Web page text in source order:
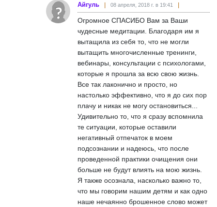
Айгуль 08 апреля, 2018 г. в 19:41
Огромное СПАСИБО Вам за Ваши
чудесные медитации. Благодаря им я
вытащила из себя то, что не могли
вытащить многочисленные тренинги,
вебинары, консультации с психологами,
которые я прошла за всю свою жизнь.
Все так лаконично и просто, но
настолько эффективно, что я до сих пор
плачу и никак не могу остановиться...
Удивительно то, что я сразу вспомнила
те ситуации, которые оставили
негативный отпечаток в моем
подсознании и надеюсь, что после
проведенной практики очищения они
больше не будут влиять на мою жизнь.
Я также осознала, насколько важно то,
что мы говорим нашим детям и как одно
наше нечаянно брошенное слово может